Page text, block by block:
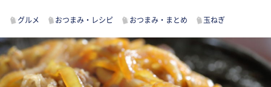
グルメ おつまみ・レシピ おつまみ・まとめ 玉ねぎ